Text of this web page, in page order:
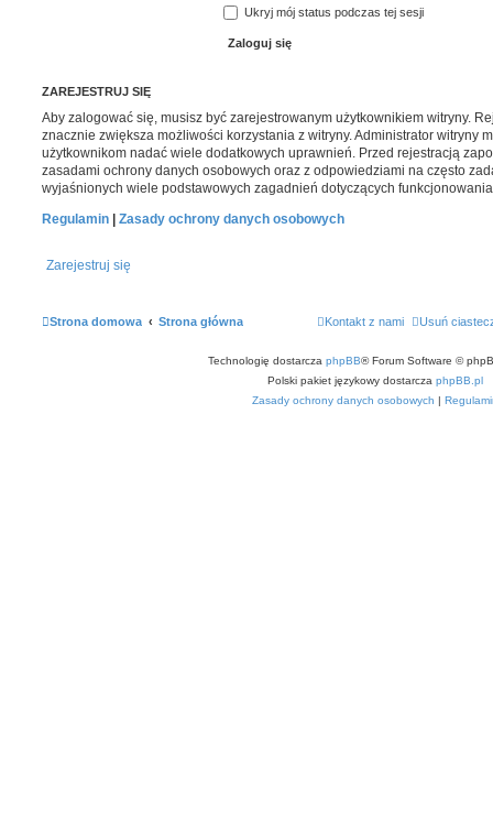
Ukryj mój status podczas tej sesji
ZAREJESTRUJ SIĘ
Aby zalogować się, musisz być zarejestrowanym użytkownikiem witryny.
znacznie zwiększa możliwości korzystania z witryny. Administrator witryny
użytkownikom nadać wiele dodatkowych uprawnień. Przed rejestracją
zasadami ochrony danych osobowych oraz z odpowiedziami na często
wyjaśnionych wiele podstawowych zagadnień dotyczących
Regulamin | Zasady ochrony danych osobowych
Zarejestruj się
Strona domowa Strona główna Usuń
Kontakt z nami
Technologię dostarcza phpBB® Forum Software ©
Polski pakiet językowy dostarcza phpBB.pl
Zasady ochrony danych osobowych |